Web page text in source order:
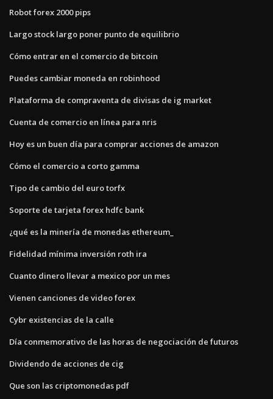
Robot forex 2000 pips
Largo stock largo poner punto de equilibrio
Cómo entrar en el comercio de bitcoin
Puedes cambiar moneda en robinhood
Plataforma de compraventa de divisas de ig market
Cuenta de comercio en línea para nris
Hoy es un buen día para comprar acciones de amazon
Cómo el comercio a corto gamma
Tipo de cambio del euro torfx
Soporte de tarjeta forex hdfc bank
¿qué es la minería de monedas ethereum_
Fidelidad mínima inversión roth ira
Cuanto dinero llevar a mexico por un mes
Vienen canciones de video forex
Cybr existencias de la calle
Día conmemorativo de las horas de negociación de futuros
Dividendo de acciones de cig
Que son las criptomonedas pdf